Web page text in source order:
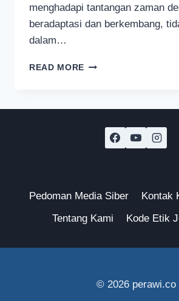
menghadapi tantangan zaman
beradaptasi dan berkembang,
dalam…
READ MORE UNIVERSITAS
KAMPUS
Pedoman Media Siber Kontak
Tentang Kami
Kode Etik
© 2026 perawi.co